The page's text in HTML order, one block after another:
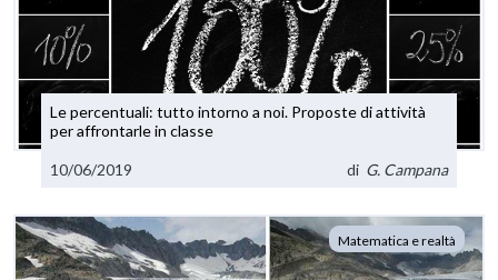
Le percentuali: tutto intorno a noi. Proposte di attività
per affrontarle in classe
10/06/2019 di G. Campana
Matematica e realtà